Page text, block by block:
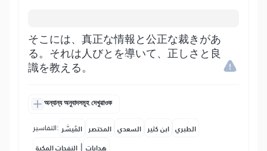
そこには、真正な情報と公正な裁きがあ
る。それは人びとを導いて、正しさと良
識を教える。
অন্যান্য অনুবাদসমূহ দেখুৱাওক
التفاسير: المُيسَّر المختصر السعدي ابن كثير الطبري
النفحات المكية | هدايات